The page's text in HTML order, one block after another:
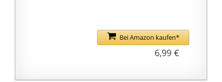
Bei Amazon kaufen*
6,99 €